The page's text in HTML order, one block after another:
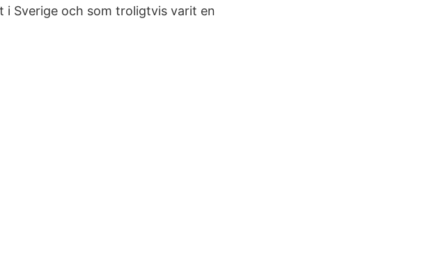
i Sverige och som troligtvis varit en